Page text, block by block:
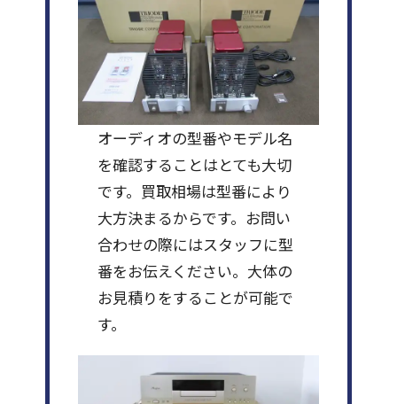
オーディオの型番やモデル名
を確認することはとても大切
です。買取相場は型番により
大方決まるからです。お問い
合わせの際にはスタッフに型
番をお伝えください。大体の
お見積りをすることが可能で
す。